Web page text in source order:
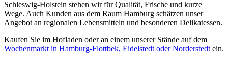
Schleswig-Holstein stehen wir für Qualität, Frische und kurze
Wege. Auch Kunden aus dem Raum Hamburg schätzen unser
Angebot an regionalen Lebensmitteln und besonderen Delikatessen.
Kaufen Sie im Hofladen oder an einem unserer Stände auf dem
Wochenmarkt in Hamburg-Flottbek, Eidelstedt oder Norderstedt ein.